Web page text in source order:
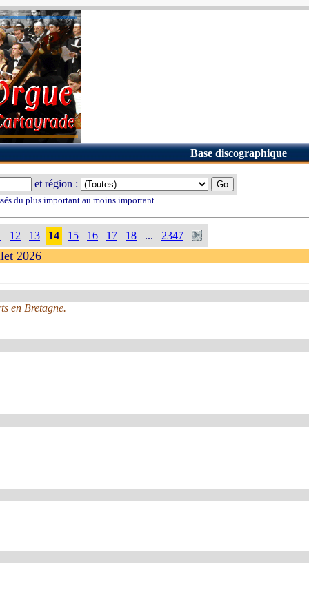
Base discographique
et région :
du plus important au moins important
12 13 14 15 16 17 18 ... 2347
2026
en Bretagne.